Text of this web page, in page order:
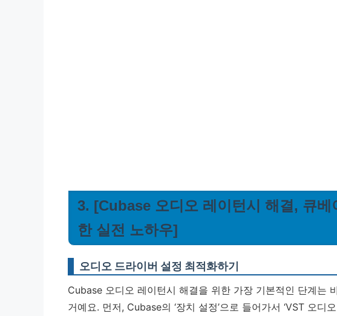
3. [Cubase 오디오 레이턴시 해결, 큐베
한 실전 노하우]
오디오 드라이버 설정 최적화하기
Cubase 오디오 레이턴시 해결을 위한 가장 기본적인 단계는
거예요. 먼저, Cubase의 ‘장치 설정’으로 들어가서 ‘VST 오디